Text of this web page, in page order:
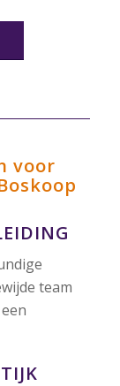
voor
team